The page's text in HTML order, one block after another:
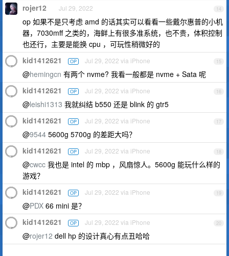
14
rojer12 Jul 29, 2022
op 如果不是只考虑 amd 的话其实可以看看一些戴尔惠普的小机
器，7030mff 之类的，海鲜上有很多准系统，也不贵，体积控制
也还行，主要是能换 cpu ，可玩性稍微好的
15
kid1412621 OP Jul 29, 2022 via iPhone
@hemingcn 有两个 nvme? 我看一般都是 nvme + Sata 呢
16
kid1412621 OP Jul 29, 2022 via iPhone
@leishi1313 我就纠结 b550 还是 blink 的 gtr5
17
kid1412621 OP Jul 29, 2022 via iPhone
@9544 5600g 5700g 的差距大吗？
18
kid1412621 OP Jul 29, 2022 via iPhone
@cwcc 我也是 intel 的 mbp ，风扇惊人。5600g 能玩什么样的
游戏？
19
kid1412621 OP Jul 29, 2022 via iPhone
@PDX 66 mini 是？
20
kid1412621 OP Jul 29, 2022 via iPhone
@rojer12 dell hp 的设计真心有点丑哈哈